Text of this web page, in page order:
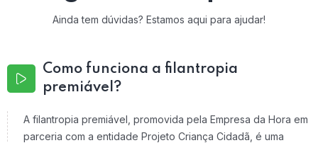
Ainda tem dúvidas? Estamos aqui para ajudar!
Como funciona a filantropia
premiável?
A filantropia premiável, promovida pela Empresa da Hora em
parceria com a entidade Projeto Criança Cidadã, é uma